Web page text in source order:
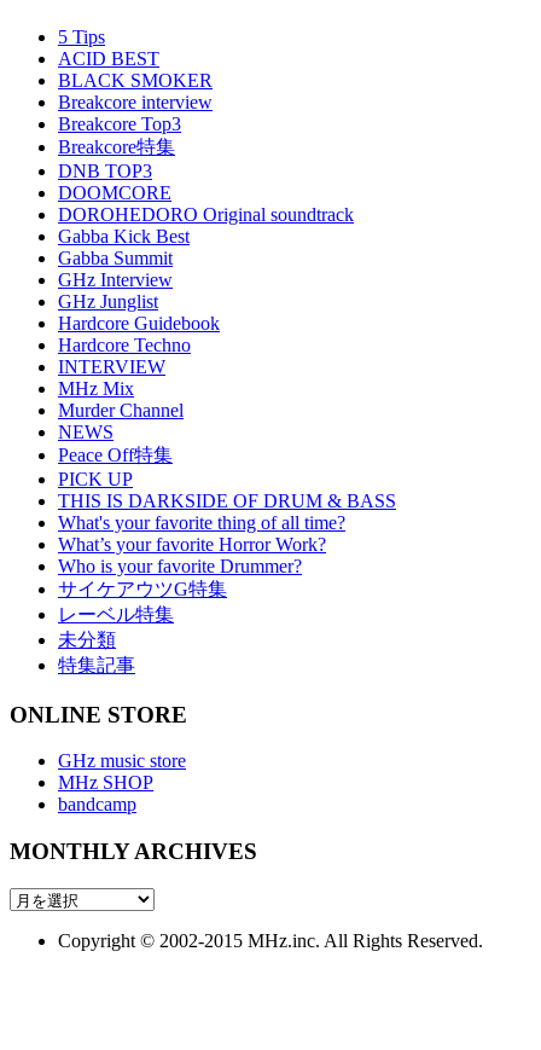
5 Tips
ACID BEST
BLACK SMOKER
Breakcore interview
Breakcore Top3
Breakcore特集
DNB TOP3
DOOMCORE
DOROHEDORO Original soundtrack
Gabba Kick Best
Gabba Summit
GHz Interview
GHz Junglist
Hardcore Guidebook
Hardcore Techno
INTERVIEW
MHz Mix
Murder Channel
NEWS
Peace Off特集
PICK UP
THIS IS DARKSIDE OF DRUM & BASS
What's your favorite thing of all time?
What’s your favorite Horror Work?
Who is your favorite Drummer?
サイケアウツG特集
レーベル特集
未分類
特集記事
ONLINE STORE
GHz music store
MHz SHOP
bandcamp
MONTHLY ARCHIVES
MONTHLY
Copyright © 2002-2015 MHz.inc. All Rights Reserved.